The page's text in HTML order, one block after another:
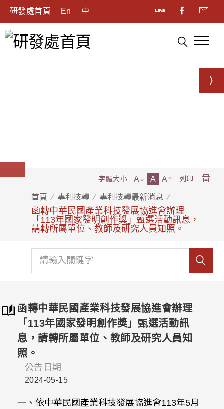
研發處首頁 En 中
首頁 專利技轉 專利技轉最新消息
函轉中華民國產業科技發展協進會辦理
「113年國家發明創作獎」甄選活動訊息，
請轉所屬單位、教師及研究人員知照。
字體大小 A A A 列印
函轉中華民國產業科技發展協進會辦理
「113年國家發明創作獎」甄選活動訊
息，請轉所屬單位、教師及研究人員知
照。
公告日期
2024-05-15
一、依中華民國產業科技發展協進會113年5月